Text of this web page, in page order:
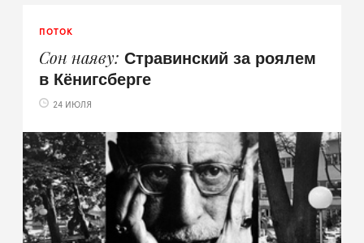
ПОТОК
Сон наяву Стравинский за роялем
в Кёнигсберге
24 ИЮЛЯ